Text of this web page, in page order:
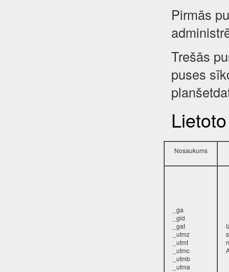
Pirmās
Trešās
puses
Nosaukums
_ga
_gid
_gat
_utmz
_utmt
_utmc
_utmb
_utma